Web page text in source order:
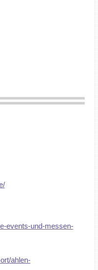
events-und-messen-
ahlen-